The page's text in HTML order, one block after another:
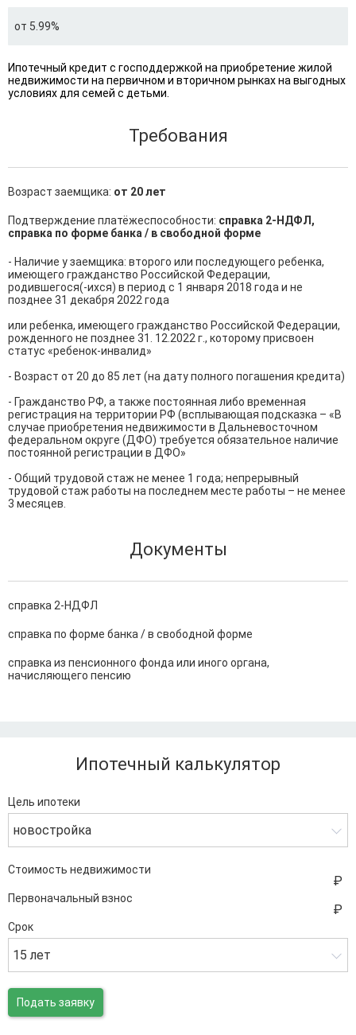
от 5.99%
Ипотечный кредит с господдержкой на приобретение жилой
недвижимости на первичном и вторичном рынках на выгодных
условиях для семей с детьми.
Требования
Возраст заемщика: от 20 лет
Подтверждение платёжеспособности: справка 2-НДФЛ,
справка по форме банка / в свободной форме
- Наличие у заемщика: второго или последующего ребенка,
имеющего гражданство Российской Федерации,
родившегося(-ихся) в период с 1 января 2018 года и не
позднее 31 декабря 2022 года
или ребенка, имеющего гражданство Российской Федерации,
рожденного не позднее 31. 12.2022 г., которому присвоен
статус «ребенок-инвалид»
- Возраст от 20 до 85 лет (на дату полного погашения кредита)
- Гражданство РФ, а также постоянная либо временная
регистрация на территории РФ (всплывающая подсказка – «В
случае приобретения недвижимости в Дальневосточном
федеральном округе (ДФО) требуется обязательное наличие
постоянной регистрации в ДФО»
- Общий трудовой стаж не менее 1 года; непрерывный
трудовой стаж работы на последнем месте работы – не менее
3 месяцев.
Документы
справка 2-НДФЛ
справка по форме банка / в свободной форме
справка из пенсионного фонда или иного органа,
начисляющего пенсию
Ипотечный калькулятор
Цель ипотеки
новостройка
Стоимость недвижимости
Первоначальный взнос
Срок
15 лет
Подать заявку